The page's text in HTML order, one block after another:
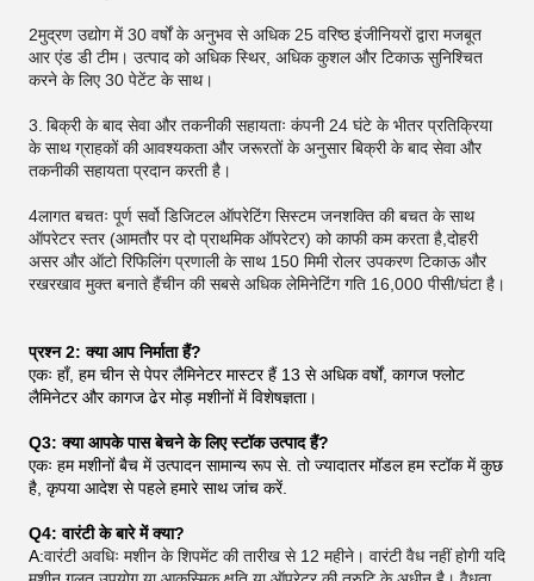
2मुद्रण उद्योग में 30 वर्षों के अनुभव से अधिक 25 वरिष्ठ इंजीनियरों द्वारा मजबूत
आर एंड डी टीम। उत्पाद को अधिक स्थिर, अधिक कुशल और टिकाऊ सुनिश्चित
करने के लिए 30 पेटेंट के साथ।
3. बिक्री के बाद सेवा और तकनीकी सहायताः कंपनी 24 घंटे के भीतर प्रतिक्रिया
के साथ ग्राहकों की आवश्यकता और जरूरतों के अनुसार बिक्री के बाद सेवा और
तकनीकी सहायता प्रदान करती है।
4लागत बचतः पूर्ण सर्वो डिजिटल ऑपरेटिंग सिस्टम जनशक्ति की बचत के साथ
ऑपरेटर स्तर (आमतौर पर दो प्राथमिक ऑपरेटर) को काफी कम करता है,दोहरी
असर और ऑटो रिफिलिंग प्रणाली के साथ 150 मिमी रोलर उपकरण टिकाऊ और
रखरखाव मुक्त बनाते हैंचीन की सबसे अधिक लेमिनेटिंग गति 16,000 पीसी/घंटा है।
प्रश्न 2: क्या आप निर्माता हैं?
एकः हाँ, हम चीन से पेपर लैमिनेटर मास्टर हैं 13 से अधिक वर्षों, कागज फ्लोट
लैमिनेटर और कागज ढेर मोड़ मशीनों में विशेषज्ञता।
Q3: क्या आपके पास बेचने के लिए स्टॉक उत्पाद हैं?
एकः हम मशीनों बैच में उत्पादन सामान्य रूप से. तो ज्यादातर मॉडल हम स्टॉक में कुछ
है, कृपया आदेश से पहले हमारे साथ जांच करें.
Q4: वारंटी के बारे में क्या?
A:वारंटी अवधिः मशीन के शिपमेंट की तारीख से 12 महीने। वारंटी वैध नहीं होगी यदि